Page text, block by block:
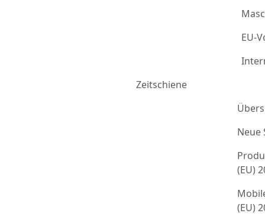
EU-
Zeitschiene
Neue
(EU)
(EU)